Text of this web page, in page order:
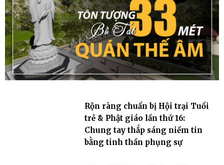
Rộn ràng chuẩn bị Hội trại Tuổi
trẻ & Phật giáo lần thứ 16:
Chung tay thắp sáng niềm tin
bằng tinh thần phụng sự